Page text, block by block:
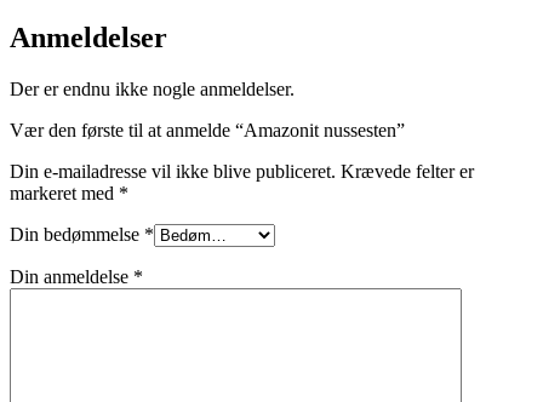
Anmeldelser
Der er endnu ikke nogle anmeldelser.
Vær den første til at anmelde “Amazonit nussesten”
Din e-mailadresse vil ikke blive publiceret. Krævede felter er
markeret med *
Din bedømmelse *
Din anmeldelse *